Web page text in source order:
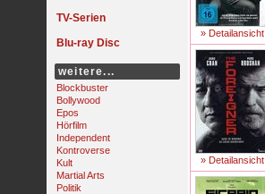
TV-Serien
Blu-ray Disc
weitere...
Blockbuster
Bollywood
Epos
Hörfilm
Independent
Kontroverse
Kult
Martial Arts
Politik
» Detailansicht
» Detailansicht